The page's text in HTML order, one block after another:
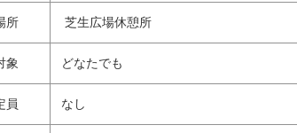
所 芝生広場休憩所
象 どなたでも
員 なし